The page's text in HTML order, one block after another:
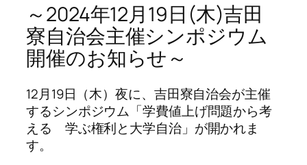
～2024年12月19日(木)吉田
寮自治会主催シンポジウム
開催のお知らせ～
12月19日（木）夜に、吉田寮自治会が主催
するシンポジウム「学費値上げ問題から考
える 学ぶ権利と大学自治」が開かれま
す。